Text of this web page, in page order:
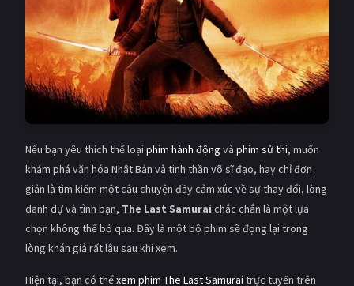
Nếu bạn yêu thích thể loại phim hành động và phim sử thi, muốn
khám phá văn hóa Nhật Bản và tinh thần võ sĩ đạo, hay chỉ đơn
giản là tìm kiếm một câu chuyện đầy cảm xúc về sự thay đổi, lòng
danh dự và tình bạn, The Last Samurai chắc chắn là một lựa
chọn không thể bỏ qua. Đây là một bộ phim sẽ đọng lại trong
lòng khán giả rất lâu sau khi xem.
Hiện tại, bạn có thểxem phim The Last Samurai trực tuyến trên